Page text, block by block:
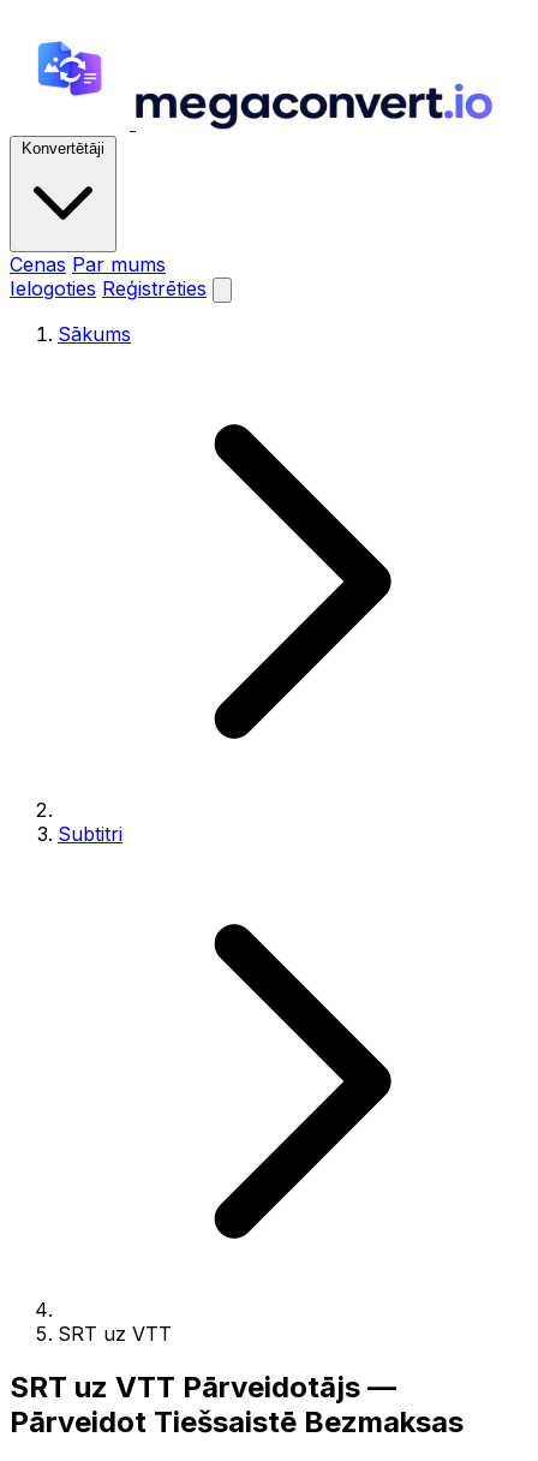
Konvertētāji
Cenas Par mums
Ielogoties Reģistrēties
Sākums
Subtitri
SRT uz VTT
SRT uz VTT Pārveidotājs —
Pārveidot Tiešsaistē Bezmaksas